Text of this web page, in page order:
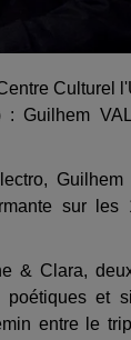
Culturel
: Guilhem
sur
& Clara,
et
entre le